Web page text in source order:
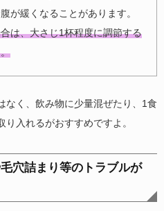
が緩くなることがあります。
は、大さじ1杯程度に調節する
なく、飲み物に少量混ぜたり、1食
入れるがおすすめですよ。
穴詰まり等のトラブルが